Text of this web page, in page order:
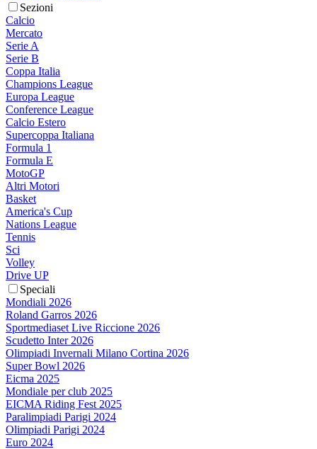
Sezioni
Calcio
Mercato
Serie A
Serie B
Coppa Italia
Champions League
Europa League
Conference League
Calcio Estero
Supercoppa Italiana
Formula 1
Formula E
MotoGP
Altri Motori
Basket
America's Cup
Nations League
Tennis
Sci
Volley
Drive UP
Speciali
Mondiali 2026
Roland Garros 2026
Sportmediaset Live Riccione 2026
Scudetto Inter 2026
Olimpiadi Invernali Milano Cortina 2026
Super Bowl 2026
Eicma 2025
Mondiale per club 2025
EICMA Riding Fest 2025
Paralimpiadi Parigi 2024
Olimpiadi Parigi 2024
Euro 2024